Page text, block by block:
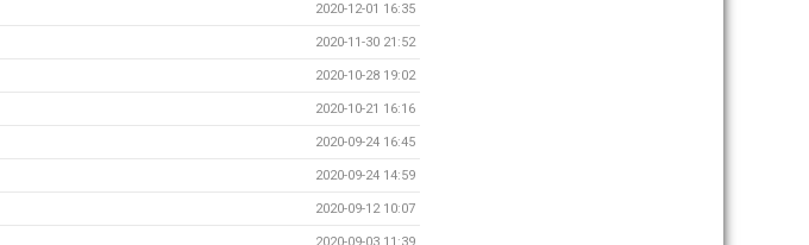
2020-12-01 16:35
2020-11-30 21:52
2020-10-28 19:02
2020-10-21 16:16
2020-09-24 16:45
2020-09-24 14:59
2020-09-12 10:07